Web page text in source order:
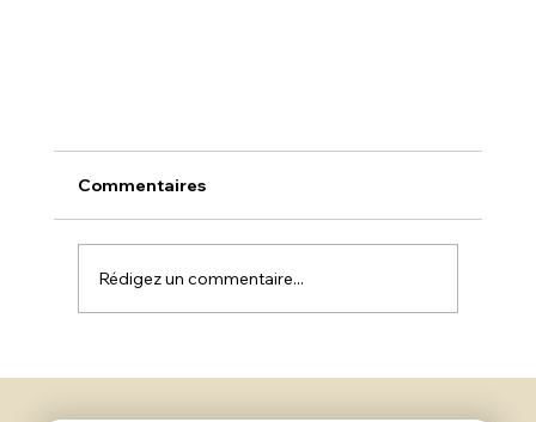
Commentaires
Rédigez un commentaire...